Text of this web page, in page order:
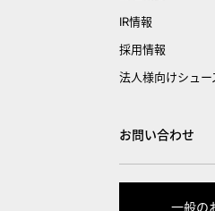
IR情報
採用情報
法人様向けシュー
お問い合わせ
一般の